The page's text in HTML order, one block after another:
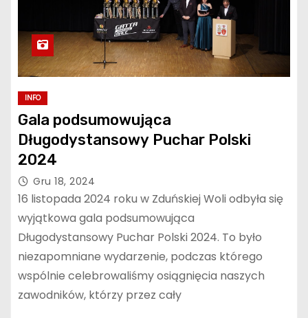
INFO
Gala podsumowująca
Długodystansowy Puchar Polski
2024
Gru 18, 2024
16 listopada 2024 roku w Zduńskiej Woli odbyła się
wyjątkowa gala podsumowująca
Długodystansowy Puchar Polski 2024. To było
niezapomniane wydarzenie, podczas którego
wspólnie celebrowaliśmy osiągnięcia naszych
zawodników, którzy przez cały